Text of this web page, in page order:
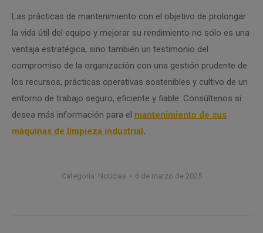
Las prácticas de mantenimiento con el objetivo de prolongar
la vida útil del equipo y mejorar su rendimiento no sólo es una
ventaja estratégica, sino también un testimonio del
compromiso de la organización con una gestión prudente de
los recursos, prácticas operativas sostenibles y cultivo de un
entorno de trabajo seguro, eficiente y fiable. Consúltenos si
desea más información para el mantenimiento de sus
máquinas de limpieza industrial.
Categoría: Noticias 6 de marzo de 2025